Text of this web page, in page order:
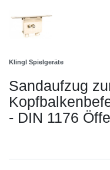
Klingl Spielgeräte
Sandaufzug
- DIN 1176